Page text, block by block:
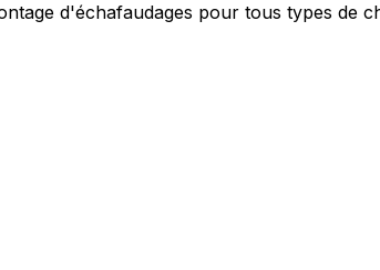
d'échafaudages pour tous types